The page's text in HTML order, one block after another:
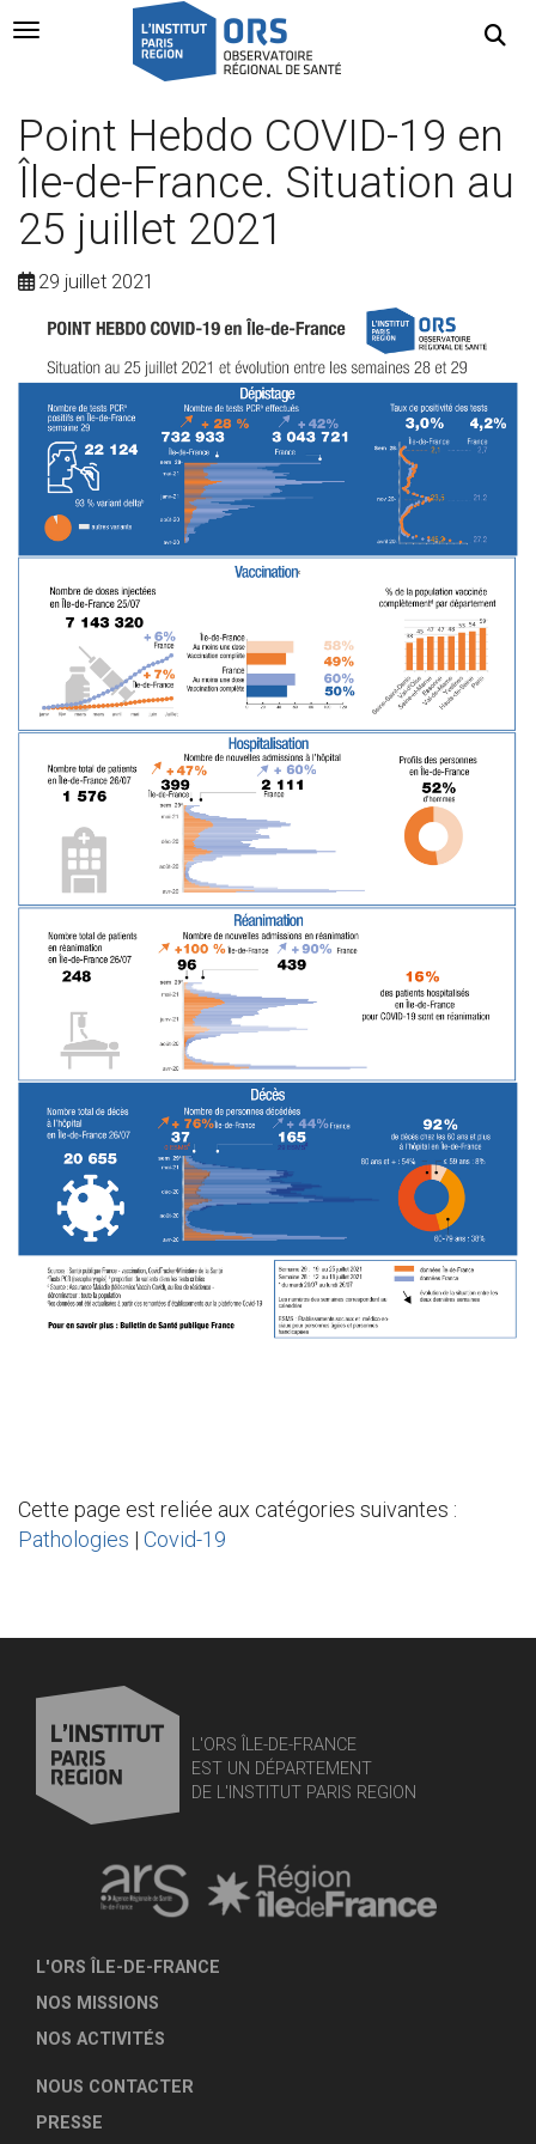
Navigation Toggle
Point Hebdo COVID-19 en
Île-de-France. Situation au
25 juillet 2021
29 juillet 2021
Cette page est reliée aux catégories suivantes :
Pathologies | Covid-19
L'ORS ÎLE-DE-FRANCE
EST UN DÉPARTEMENT
DE L'INSTITUT PARIS REGION
L'ORS ÎLE-DE-FRANCE
NOS MISSIONS
NOS ACTIVITÉS
NOUS CONTACTER
PRESSE